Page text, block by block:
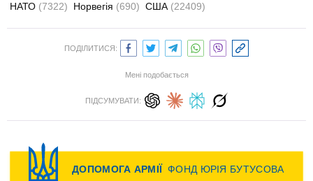
НАТО (7322) Норвегія (690) США (22409)
ПОДІЛИТИСЯ:
Мені подобається
ПІДСУМУВАТИ: